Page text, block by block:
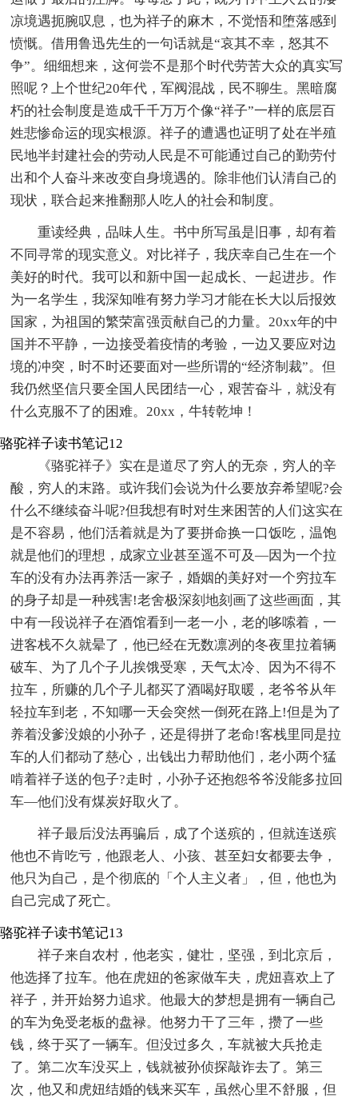
凉境遇扼腕叹息，也为祥子的麻木，不觉悟和堕落感到
愤慨。借用鲁迅先生的一句话就是“哀其不幸，怒其不
争”。细细想来，这何尝不是那个时代劳苦大众的真实写
照呢？上个世纪20年代，军阀混战，民不聊生。黑暗腐
朽的社会制度是造成千千万万个像“祥子”一样的底层百
姓悲惨命运的现实根源。祥子的遭遇也证明了处在半殖
民地半封建社会的劳动人民是不可能通过自己的勤劳付
出和个人奋斗来改变自身境遇的。除非他们认清自己的
现状，联合起来推翻那人吃人的社会和制度。
重读经典，品味人生。书中所写虽是旧事，却有着
不同寻常的现实意义。对比祥子，我庆幸自己生在一个
美好的时代。我可以和新中国一起成长、一起进步。作
为一名学生，我深知唯有努力学习才能在长大以后报效
国家，为祖国的繁荣富强贡献自己的力量。20xx年的中
国并不平静，一边接受着疫情的考验，一边又要应对边
境的冲突，时不时还要面对一些所谓的“经济制裁”。但
我仍然坚信只要全国人民团结一心，艰苦奋斗，就没有
什么克服不了的困难。20xx，牛转乾坤！
骆驼祥子读书笔记12
《骆驼祥子》实在是道尽了穷人的无奈，穷人的辛
酸，穷人的末路。或许我们会说为什么要放弃希望呢?会
什么不继续奋斗呢?但我想有时对生来困苦的人们这实在
是不容易，他们活着就是为了要拼命换一口饭吃，温饱
就是他们的理想，成家立业甚至遥不可及—因为一个拉
车的没有办法再养活一家子，婚姻的美好对一个穷拉车
的身子却是一种残害!老舍极深刻地刻画了这些画面，其
中有一段说祥子在酒馆看到一老一小，老的哆嗦着，一
进客栈不久就晕了，他已经在无数凛冽的冬夜里拉着辆
破车、为了几个子儿挨饿受寒，天气太冷、因为不得不
拉车，所赚的几个子儿都买了酒喝好取暖，老爷爷从年
轻拉车到老，不知哪一天会突然一倒死在路上!但是为了
养着没爹没娘的小孙子，还是得拼了老命!客栈里同是拉
车的人们都动了慈心，出钱出力帮助他们，老小两个猛
啃着祥子送的包子?走时，小孙子还抱怨爷爷没能多拉回
车—他们没有煤炭好取火了。
祥子最后没法再骗后，成了个送殡的，但就连送殡
他也不肯吃亏，他跟老人、小孩、甚至妇女都要去争，
他只为自己，是个彻底的「个人主义者」，但，他也为
自己完成了死亡。
骆驼祥子读书笔记13
祥子来自农村，他老实，健壮，坚强，到北京后，
他选择了拉车。他在虎妞的爸家做车夫，虎妞喜欢上了
祥子，并开始努力追求。他最大的梦想是拥有一辆自己
的车为免受老板的盘禄。他努力干了三年，攒了一些
钱，终于买了一辆车。但没过多久，车就被大兵抢走
了。第二次车没买上，钱就被孙侦探敲诈去了。第三
次，他又和虎妞结婚的钱来买车，虽然心里不舒服，但